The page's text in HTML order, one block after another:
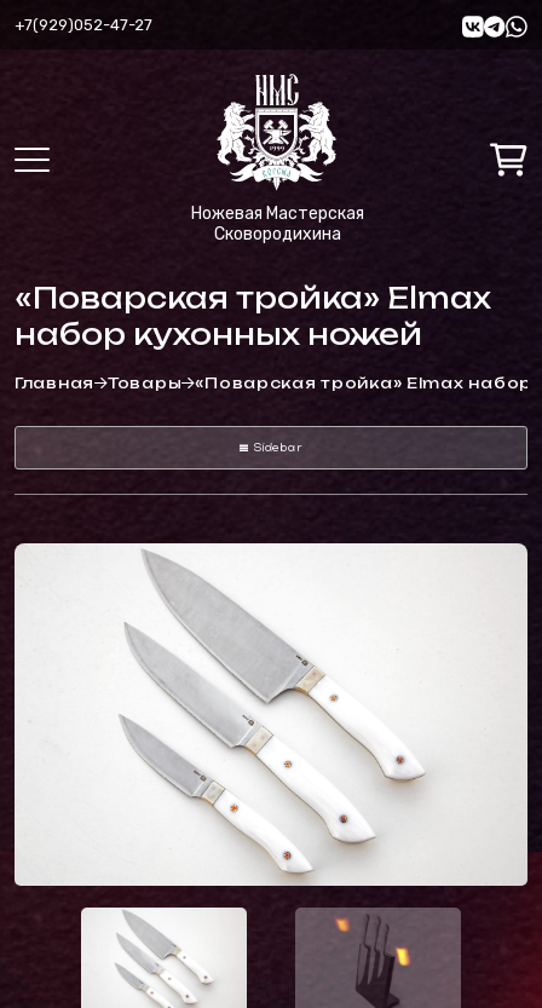
+7(929)052-47-27
Ножевая Мастерская
Сковородихина
«Поварская тройка» Elmax
набор кухонных ножей
Главная Товары «Поварская тройка» Elmax набор
Sidebar